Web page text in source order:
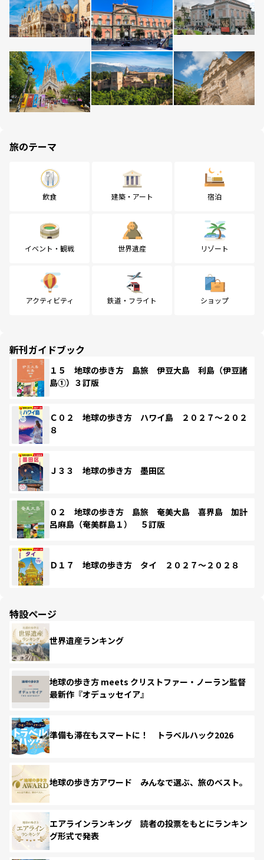
旅のテーマ
飲食 建築・アート 宿泊
イベント・観戦 世界遺産 リゾート
アクティビティ 鉄道・フライト ショップ
新刊ガイドブック
１５ 地球の歩き方 島旅 伊豆大島 利島（伊豆諸
島①）３訂版
Ｃ０２ 地球の歩き方 ハワイ島 ２０２７～２０２
８
Ｊ３３ 地球の歩き方 墨田区
０２ 地球の歩き方 島旅 奄美大島 喜界島 加計
呂麻島（奄美群島１） ５訂版
Ｄ１７ 地球の歩き方 タイ ２０２７～２０２８
特設ページ
世界遺産ランキング
地球の歩き方 meets クリストファー・ノーラン監督
最新作『オデュッセイア』
準備も滞在もスマートに！ トラベルハック2026
地球の歩き方アワード みんなで選ぶ、旅のベスト。
エアラインランキング 読者の投票をもとにランキン
グ形式で発表